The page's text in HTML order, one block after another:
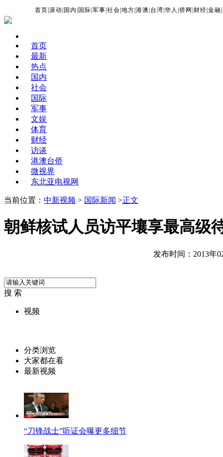
首页 |滚动 国内 国际 |军事 |社会 |地方 |港澳 台湾 |华人 |侨网 财经 |金融 |
首页
最新
热点
国内
社会
国际
军事
文娱
体育
财经
访谈
港澳台侨
微视界
东北亚电视网
当前位置： 中新视频 > 国际新闻 >正文
朝鲜核试人员访平壤享最高级
发布时间：2013年
搜 索
视频
分类浏览
大家都在看
最新视频
“刀锋战士”听证会曝更多细节